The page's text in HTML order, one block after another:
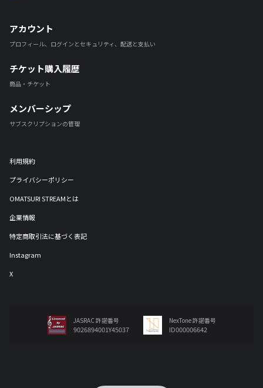
アカウント
プロフィール、ログインとセキュリティ、配送と支払い
チケット購入履歴
商品・チケット
メンバーシップ
サブスクリプションの管理
利用規約
プライバシーポリシー
OMATSURI STREAMとは
企業情報
特定商取引法に基づく表記
Instagram
X
JASRAC 許諾番号
9026894001Y45037
NexTone 許諾番号
ID000006642